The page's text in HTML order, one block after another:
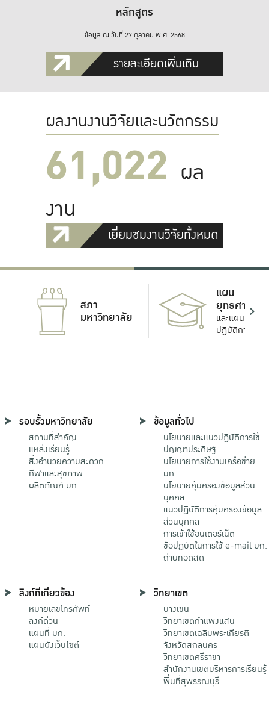
หลักสูตร
ข้อมูล ณ วันที่ 27 ตุลาคม พ.ศ. 2568
รายละเอียดเพิ่มเติม
ผลงานงานวิจัยและนวัตกรรม
61,022 ผล
งาน
เยี่ยมชมงานวิจัยทั้งหมด
สภา
มหาวิทยาลัย
แผน
ยุทธศาสตร์
และแผน
ปฏิบัติการ
รอบรั้วมหาวิทยาลัย
สถานที่สำคัญ
แหล่งเรียนรู้
สิ่งอำนวยความสะดวก
กีฬาและสุขภาพ
ผลิตภัณฑ์ มก.
ข้อมูลทั่วไป
นโยบายและแนวปฏิบัติการใช้
ปัญญาประดิษฐ์
นโยบายการใช้งานเครือข่าย
มก.
นโยบายคุ้มครองข้อมูลส่วน
บุคคล
แนวปฏิบัติการคุ้มครองข้อมูล
ส่วนบุคคล
การเข้าใช้อินเตอร์เน็ต
ข้อปฏิบัติในการใช้ e-mail มก.
ถ่ายทอดสด
ลิงก์ที่เกี่ยวข้อง
หมายเลขโทรศัพท์
ลิงก์ด่วน
แผนที่ มก.
แผนผังเว็บไซต์
วิทยาเขต
บางเขน
วิทยาเขตกําแพงแสน
วิทยาเขตเฉลิมพระเกียรติ
จังหวัดสกลนคร
วิทยาเขตศรีราชา
สำนักงานเขตบริหารการเรียนรู้
พื้นที่สุพรรณบุรี